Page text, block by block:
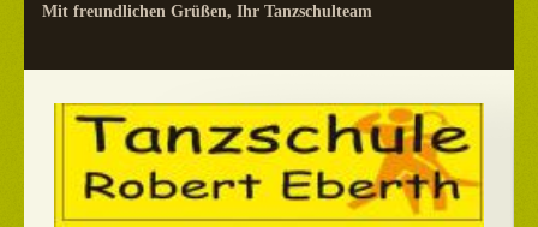
Mit freundlichen Grüßen, Ihr Tanzschulteam